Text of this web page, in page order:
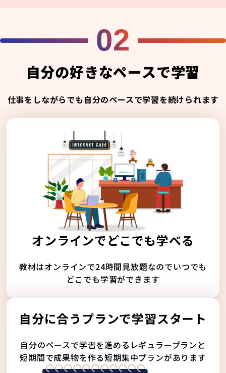
02
自分の好きなペースで学習
仕事をしながらでも自分のペースで学習を続けられます
オンラインでどこでも学べる
教材はオンラインで24時間見放題なのでいつでも
どこでも学習ができます
自分に合うプランで学習スタート
自分のペースで学習を進めるレギュラープランと
短期間で成果物を作る短期集中プランがあります